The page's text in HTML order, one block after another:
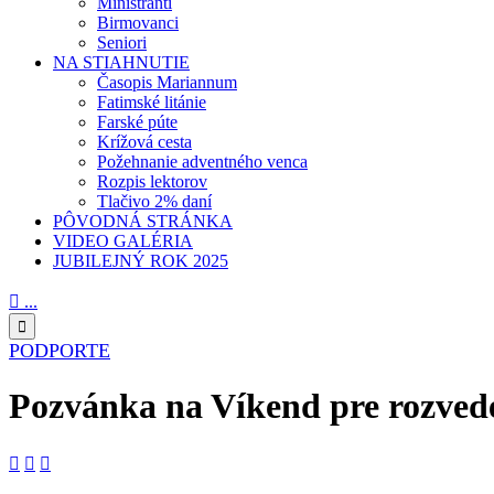
Birmovanci
Seniori
NA STIAHNUTIE
Časopis Mariannum
Fatimské litánie
Farské púte
Krížová cesta
Požehnanie adventného venca
Rozpis lektorov
Tlačivo 2% daní
PÔVODNÁ STRÁNKA
VIDEO GALÉRIA
JUBILEJNÝ ROK 2025
 ...

PODPORTE
Pozvánka na Víkend pre
  